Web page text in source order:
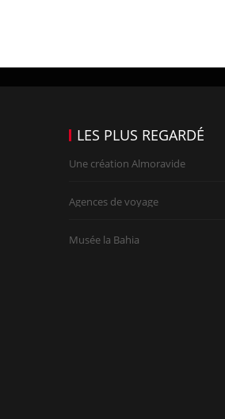
LES PLUS REGARDÉ
Une création Almoravide
Agences de voyage
Musée la Bahia